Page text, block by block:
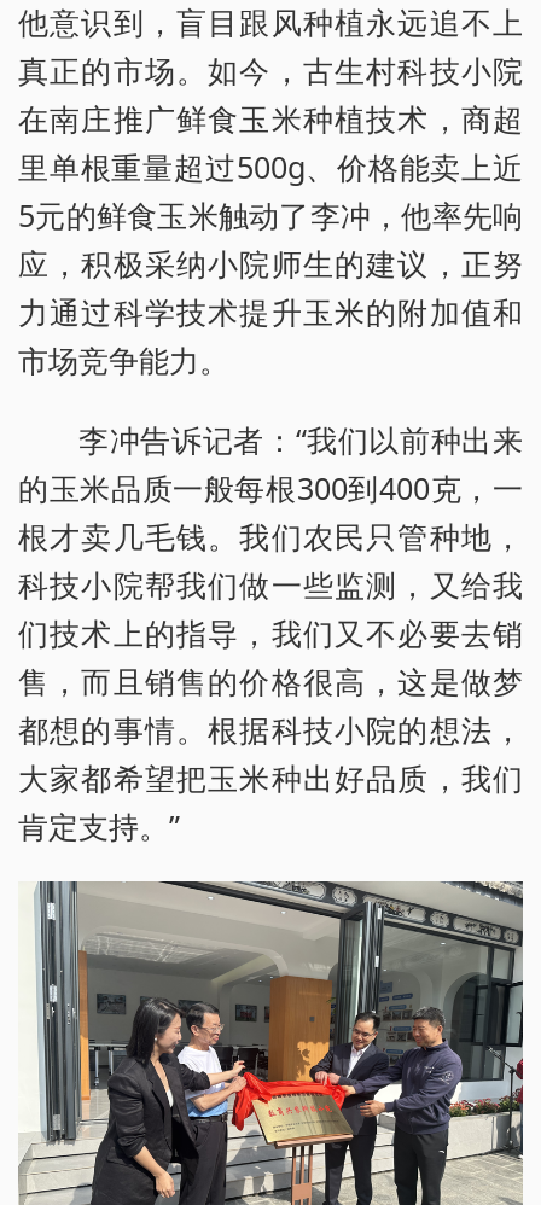
他意识到，盲目跟风种植永远追不上
真正的市场。如今，古生村科技小院
在南庄推广鲜食玉米种植技术，商超
里单根重量超过500g、价格能卖上近
5元的鲜食玉米触动了李冲，他率先响
应，积极采纳小院师生的建议，正努
力通过科学技术提升玉米的附加值和
市场竞争能力。
李冲告诉记者：“我们以前种出来
的玉米品质一般每根300到400克，一
根才卖几毛钱。我们农民只管种地，
科技小院帮我们做一些监测，又给我
们技术上的指导，我们又不必要去销
售，而且销售的价格很高，这是做梦
都想的事情。根据科技小院的想法，
大家都希望把玉米种出好品质，我们
肯定支持。”